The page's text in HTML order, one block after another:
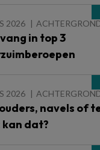
2026
in top 3
2026
navels of
kan dat?